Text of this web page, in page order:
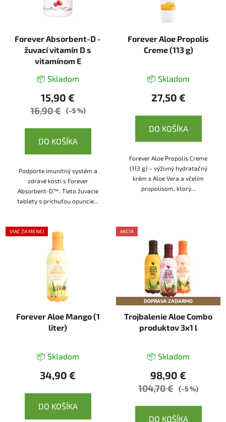
Forever Absorbent-D -
žuvací vitamín D s
vitamínom E
📦 Skladom
15,90 €
16,90 € (–5 %)
DO KOŠÍKA
Podporte imunitný systém a
zdravé kosti s Forever
Absorbent-D™. Tieto žuvacie
tablety s príchuťou opuncie...
Forever Aloe Propolis
Creme (113 g)
📦 Skladom
27,50 €
DO KOŠÍKA
Forever Aloe Propolis Creme
(113 g) – výživný hydratačný
krém s Aloe Vera a včelím
propolisom, ktorý...
VIAC ZA MENEJ
Forever Aloe Mango (1
liter)
📦 Skladom
34,90 €
DO KOŠÍKA
AKCIA
DOPRAVA ZADARMO
Trojbalenie Aloe Combo
produktov 3x1 l
📦 Skladom
98,90 €
104,70 € (–5 %)
DO KOŠÍKA